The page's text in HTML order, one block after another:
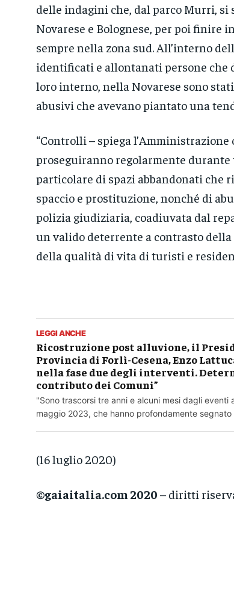
delle indagini che, dal parco Murri, si
Novarese e Bolognese, per poi finire
sempre nella zona sud. All’interno
identificati e allontanati persone che
loro interno, nella Novarese sono
abusivi che avevano piantato una
“Controlli – spiega
proseguiranno regolarmente
particolare di spazi abbandonati che
spaccio e prostituzione, nonché di
polizia giudiziaria, coadiuvata dal
un valido deterrente a contrasto
della qualità di vita di turisti e
LEGGI ANCHE
Ricostruzione post alluvione, il
Provincia di Forlì-Cesena, Enzo
nella fase due degli interventi.
contributo dei Comuni”
"Sono trascorsi tre anni e alcuni mesi dagli eventi
maggio 2023, che hanno profondamente segnato
(16 luglio 2020)
©gaiaitalia.com 2020 – diritti